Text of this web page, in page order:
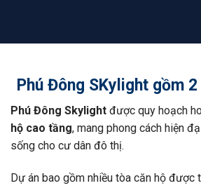
Phú Đông SKylight gồm
Phú Đông Skylight được quy hoạch
hộ cao tầng, mang phong cách hiện
sống cho cư dân đô thị.
Dự án bao gồm nhiều tòa căn hộ được